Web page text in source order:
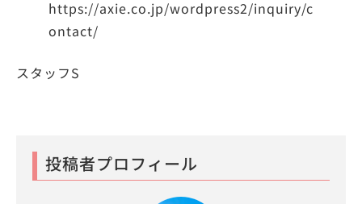
https://axie.co.jp/wordpress2/inquiry/c
ontact/
スタッフS
投稿者プロフィール